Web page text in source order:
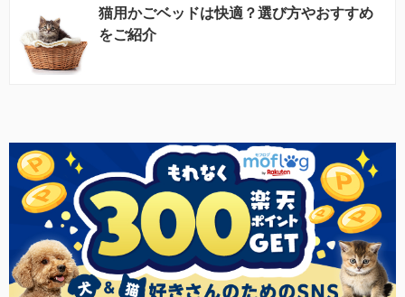
猫用かごベッドは快適？選び方やおすすめ
をご紹介